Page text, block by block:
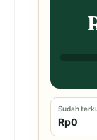
Sudah
Rp0